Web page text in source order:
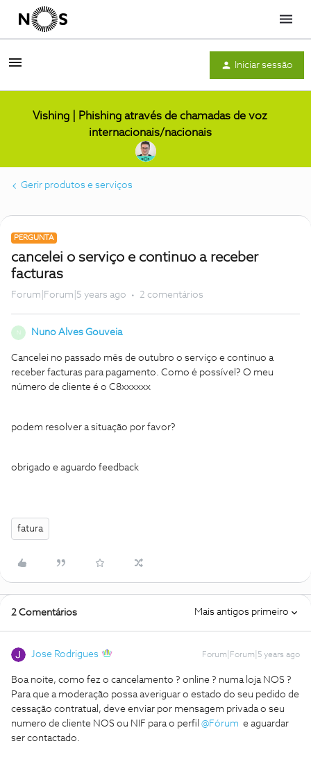
Menu
Iniciar sessão
Vishing | Phishing através de chamadas de voz
internacionais/nacionais
Gerir produtos e serviços
PERGUNTA
cancelei o serviço e continuo a receber
facturas
Forum|Forum|5 years ago 2 comentários
Nuno Alves Gouveia
Cancelei no passado mês de outubro o serviço e continuo a
receber facturas para pagamento. Como é possível? O meu
número de cliente é o C8xxxxxx
podem resolver a situação por favor?
obrigado e aguardo feedback
fatura
2 Comentários Mais antigos primeiro
Jose Rodrigues Forum|Forum|5 years ago
Boa noite, como fez o cancelamento ? online ? numa loja NOS ?
Para que a moderação possa averiguar o estado do seu pedido de
cessação contratual, deve enviar por mensagem privada o seu
numero de cliente NOS ou NIF para o perfil @Fórum e aguardar
ser contactado.